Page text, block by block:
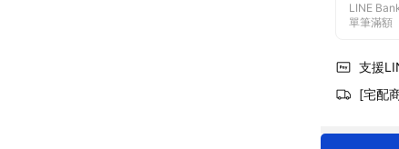
LINE
單筆滿額
支援
[宅配